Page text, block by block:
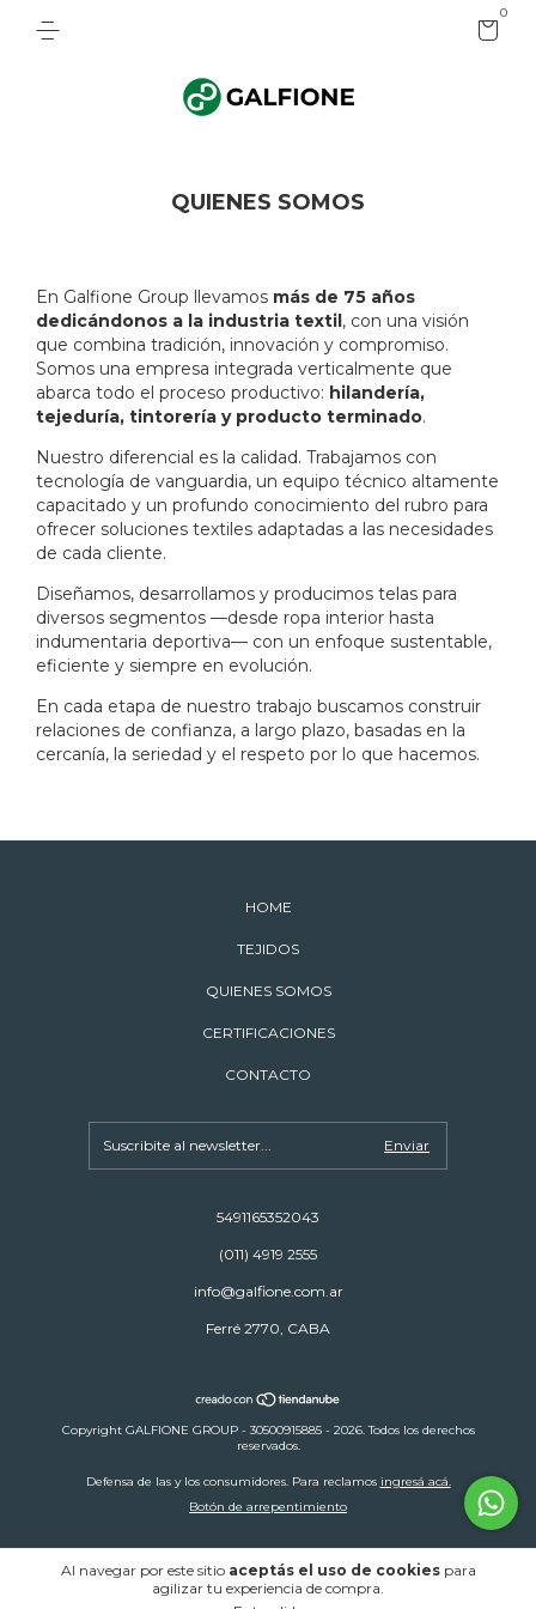
0
Al navegar por este sitio aceptás el uso de cookiespara
agilizar tu experiencia de compra.
QUIENES SOMOS
En Galfione Group llevamos más de 75 años
dedicándonos a la industria textil, con una visión
que combina tradición, innovación y compromiso.
Somos una empresa integrada verticalmente que
abarca todo el proceso productivo: hilandería,
tejeduría, tintorería y producto terminado.
Nuestro diferencial es la calidad. Trabajamos con
tecnología de vanguardia, un equipo técnico altamente
capacitado y un profundo conocimiento del rubro para
ofrecer soluciones textiles adaptadas a las necesidades
de cada cliente.
Diseñamos, desarrollamos y producimos telas para
diversos segmentos —desde ropa interior hasta
indumentaria deportiva— con un enfoque sustentable,
eficiente y siempre en evolución.
En cada etapa de nuestro trabajo buscamos construir
relaciones de confianza, a largo plazo, basadas en la
cercanía, la seriedad y el respeto por lo que hacemos.
HOME
TEJIDOS
QUIENES SOMOS
CERTIFICACIONES
CONTACTO
5491165352043
(011) 4919 2555
info@galfione.com.ar
Ferré 2770, CABA
Copyright GALFIONE GROUP - 30500915885 - 2026. Todos los derechos
reservados.
Defensa de las y los consumidores. Para reclamos ingresá acá.
Botón de arrepentimiento